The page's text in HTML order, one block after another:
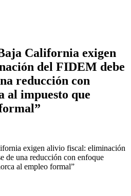
California exigen
del FIDEM debe
reducción con
al impuesto que
exigen alivio fiscal: eliminación
de una reducción con enfoque
al empleo formal”